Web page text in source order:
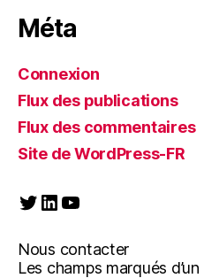
Méta
Connexion
Flux des publications
Flux des commentaires
Site de WordPress-FR
Twitter
LinkedIn
YouTube
Nous contacter
Les champs marqués d’un